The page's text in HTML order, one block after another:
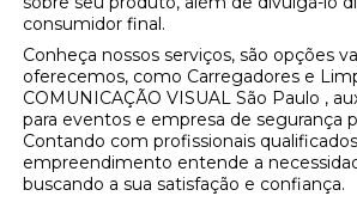
consumidor final.
Conheça nossos serviços, são opções
oferecemos, como Carregadores e
COMUNICAÇÃO VISUAL São Paulo ,
para eventos e empresa de segurança
Contando com profissionais
empreendimento entende a
buscando a sua satisfação e confiança.